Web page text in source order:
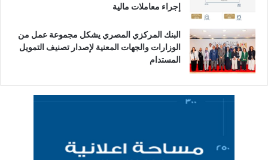
إجراء معاملات مالية
البنك المركزي المصري يشكل مجموعة عمل من
الوزارات والجهات المعنية لإصدار تصنيف التمويل
المستدام